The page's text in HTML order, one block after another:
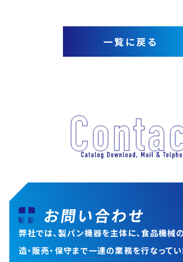
一覧に戻る
お問い合わせ
弊社では、製パン機器を主体に、食品機械
造・販売・保守まで一連の業務を行なってい